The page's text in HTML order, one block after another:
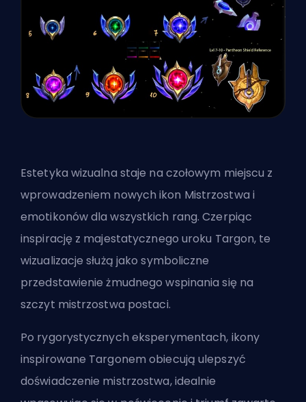
Estetyka wizualna staje na czołowym miejscu z
wprowadzeniem nowych ikon Mistrzostwa i
emotikonów dla wszystkich rang. Czerpiąc
inspirację z majestatycznego uroku Targon, te
wizualizacje służą jako symboliczne
przedstawienie żmudnego wspinania się na
szczyt mistrzostwa postaci.
Po rygorystycznych eksperymentach, ikony
inspirowane Targonem obiecują ulepszyć
doświadczenie mistrzostwa, idealnie